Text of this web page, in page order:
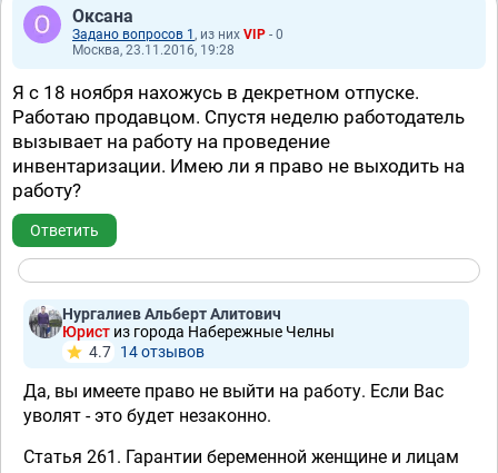
Оксана
Задано вопросов 1 , из них VIP - 0
Москва, 23.11.2016, 19:28
Я с 18 ноября нахожусь в декретном отпуске.
Работаю продавцом. Спустя неделю работодатель
вызывает на работу на проведение
инвентаризации. Имею ли я право не выходить на
работу?
Ответить
Нургалиев Альберт Алитович
Юрист из города Набережные Челны
4.7 14 отзывов
Да, вы имеете право не выйти на работу. Если Вас
уволят - это будет незаконно.
Статья 261. Гарантии беременной женщине и лицам